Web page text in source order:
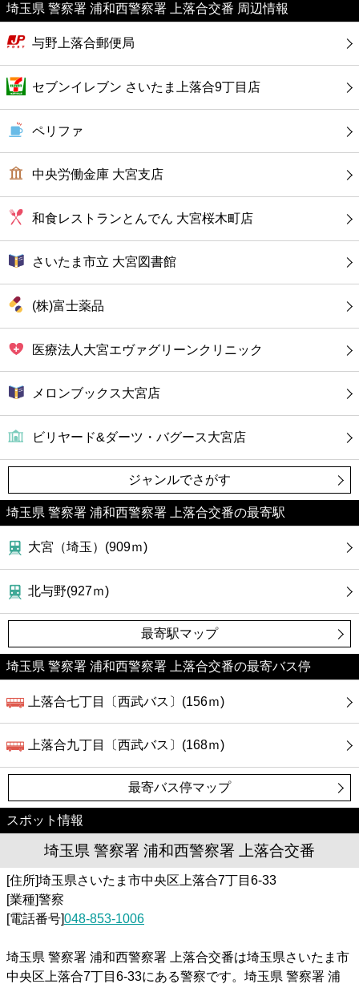
ショッピング
銀行
公共
病院
ホテル
埼玉県 警察署 浦和西警察署 上落合交番 周辺情報
与野上落合郵便局
セブンイレブン さいたま上落合9丁目店
ペリファ
中央労働金庫 大宮支店
和食レストランとんでん 大宮桜木町店
さいたま市立 大宮図書館
(株)富士薬品
医療法人大宮エヴァグリーンクリニック
メロンブックス大宮店
ビリヤード&ダーツ・バグース大宮店
ジャンルでさがす
埼玉県 警察署 浦和西警察署 上落合交番の最寄駅
大宮（埼玉）(909ｍ)
北与野(927ｍ)
最寄駅マップ
埼玉県 警察署 浦和西警察署 上落合交番の最寄バス停
上落合七丁目〔西武バス〕(156ｍ)
上落合九丁目〔西武バス〕(168ｍ)
最寄バス停マップ
スポット情報
埼玉県 警察署 浦和西警察署 上落合交番
[住所]埼玉県さいたま市中央区上落合7丁目6-33
[業種]警察
[電話番号]048-853-1006
埼玉県 警察署 浦和西警察署 上落合交番は埼玉県さいたま市
中央区上落合7丁目6-33にある警察です。埼玉県 警察署 浦